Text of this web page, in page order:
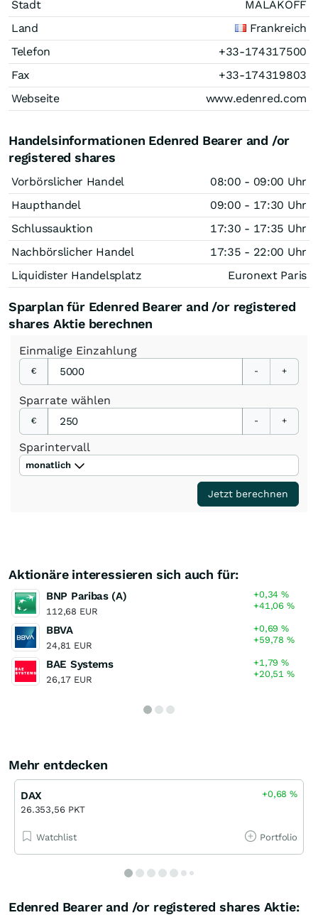
Stadt
MALAKOFF
Land
Frankreich
Telefon
+33-174317500
Fax
+33-174319803
Webseite
www.edenred.com
Handelsinformationen Edenred Bearer and /or
registered shares
Vorbörslicher Handel
08:00 - 09:00 Uhr
Haupthandel
09:00 - 17:30 Uhr
Schlussauktion
17:30 - 17:35 Uhr
Nachbörslicher Handel
17:35 - 22:00 Uhr
Liquidister Handelsplatz
Euronext Paris
Sparplan für Edenred Bearer and /or registered
shares Aktie berechnen
Einmalige Einzahlung
€ - +
Sparrate wählen
€ - +
Sparintervall
monatlich
Jetzt berechnen
Aktionäre interessieren sich auch für:
BNP Paribas (A)
112,68 EUR
+0,34%
+41,06%
BBVA
24,81 EUR
+0,69%
+59,78%
BAE Systems
26,17 EUR
+1,79%
+20,51%
Mehr entdecken
DAX
26.353,56 PKT
+0,68%
Watchlist Portfolio
Edenred Bearer and /or registered shares Aktie: